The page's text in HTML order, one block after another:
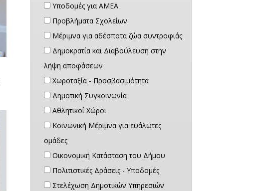
Υποδομές για ΑΜΕΑ
Προβλήματα Σχολείων
Μέριμνα για αδέσποτα ζώα συντροφιάς
Δημοκρατία και Διαβούλευση στην
λήψη αποφάσεων
Χωροταξία - Προσβασιμότητα
Δημοτική Συγκοινωνία
Αθλητικοί Χώροι
Κοινωνική Μέριμνα για ευάλωτες
ομάδες
Οικονομική Κατάσταση του Δήμου
Πολιτιστικές Δράσεις - Υποδομές
Στελέχωση Δημοτικών Υπηρεσιών